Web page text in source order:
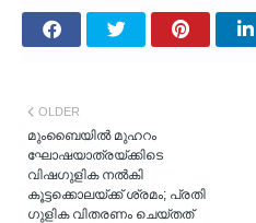
OLDER
മുംബൈയില്‍ മുഹറം
ഘോഷയാത്രയ്ക്കിടെ
വിഷഗുളിക നല്‍കി
കൂട്ടക്കൊലയ്ക്ക് ശ്രമം; പ്രതി
ഗുളിക വിതരണം ചെയ്തത്